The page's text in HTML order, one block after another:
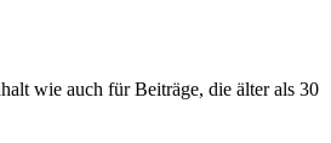
wie auch für Beiträge, die älter als 30